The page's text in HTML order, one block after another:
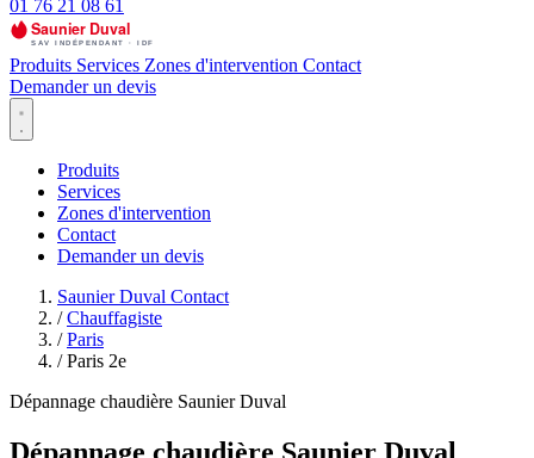
01 76 21 08 61
Produits Services Zones d'intervention Contact
Demander un devis
Produits
Services
Zones d'intervention
Contact
Demander un devis
Saunier Duval Contact
/ Chauffagiste
/ Paris
/ Paris 2e
Dépannage chaudière Saunier Duval